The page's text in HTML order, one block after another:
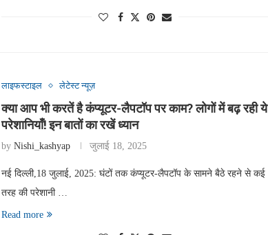
लाइफस्टाइल लेटेस्ट न्यूज़
क्या आप भी करतें है कंप्यूटर-लैपटॉप पर काम? लोगों में बढ़ रही ये
परेशानियाँ! इन बातों का रखें ध्यान
by Nishi_kashyap जुलाई 18, 2025
नई दिल्ली,18 जुलाई, 2025: घंटों तक कंप्यूटर-लैपटॉप के सामने बैठे रहने से कई
तरह की परेशानी …
Read more